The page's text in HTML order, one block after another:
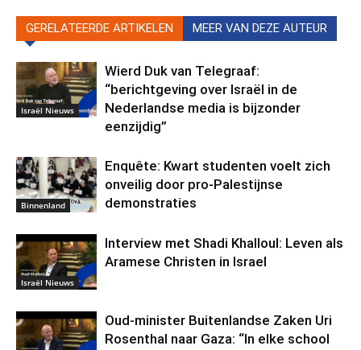
GERELATEERDE ARTIKELEN MEER VAN DEZE AUTEUR
Israël Nieuws
Wierd Duk van Telegraaf:
“berichtgeving over Israël in de
Nederlandse media is bijzonder
eenzijdig”
Binnenland
Enquête: Kwart studenten voelt zich
onveilig door pro-Palestijnse
demonstraties
Israël Nieuws
Interview met Shadi Khalloul: Leven als
Aramese Christen in Israel
Oud-minister Buitenlandse Zaken Uri
Rosenthal naar Gaza: “In elke school